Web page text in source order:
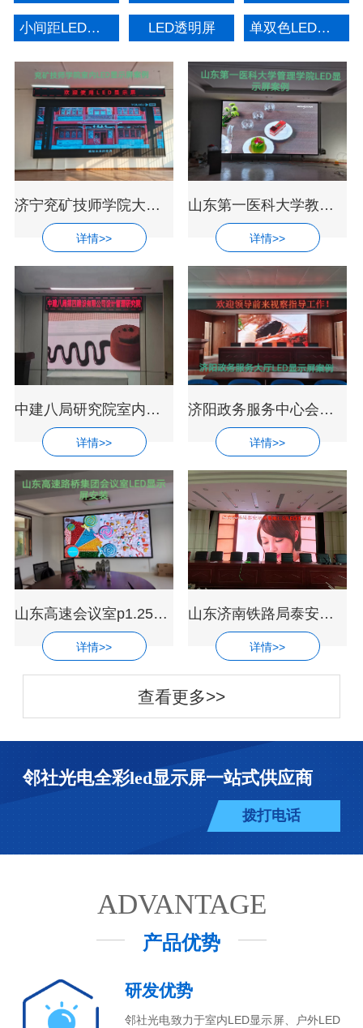
小间距LED显示屏 LED透明屏 单双色LED显示屏
济宁兖矿技师学院大厅超高清LED电子显示
详情>>
山东第一医科大学教室会议中心LED全彩显
详情>>
中建八局研究院室内超高清P1.25LED显示屏
详情>>
济阳政务服务中心会议室led全彩显示屏安
详情>>
山东高速会议室p1.25超高清led显示屏厂家
详情>>
山东济南铁路局泰安培训基地P1.53小间距
详情>>
查看更多>>
邻社光电全彩led显示屏一站式供应商
拨打电话
ADVANTAGE
产品优势
研发优势
邻社光电致力于室内LED显示屏、户外LED